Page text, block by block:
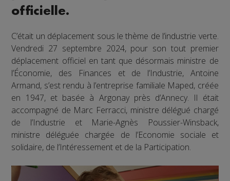
officielle.
C’était un déplacement sous le thème de l’industrie verte.
Vendredi 27 septembre 2024, pour son tout premier
déplacement officiel en tant que désormais ministre de
l’Économie, des Finances et de l’Industrie, Antoine
Armand, s’est rendu à l’entreprise familiale Maped, créée
en 1947, et basée à Argonay près d’Annecy. Il était
accompagné de Marc Ferracci, ministre délégué chargé
de l’Industrie et Marie-Agnès Poussier-Winsback,
ministre déléguée chargée de l’Economie sociale et
solidaire, de l’Intéressement et de la Participation.